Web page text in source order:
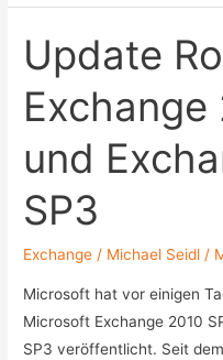
SP1
verfügbar
Update
Exchange
und
SP3
Exchange / Michael Seidl/
Microsoft hat vor einigen
Microsoft Exchange 2010
SP3 veröffentlicht. Seit